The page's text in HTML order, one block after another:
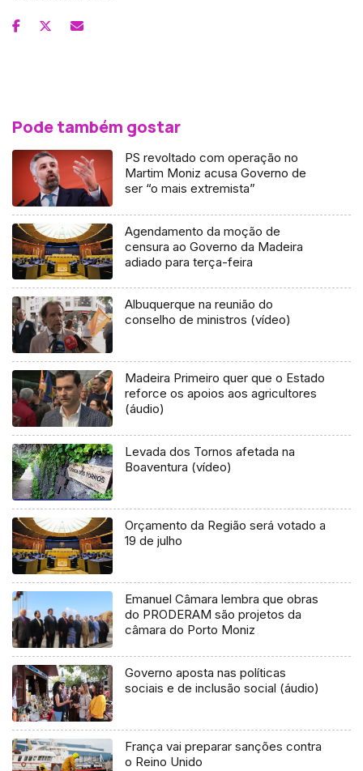
Pode também gostar
PS revoltado com operação no
Martim Moniz acusa Governo de
ser “o mais extremista”
Agendamento da moção de
censura ao Governo da Madeira
adiado para terça-feira
Albuquerque na reunião do
conselho de ministros (vídeo)
Madeira Primeiro quer que o Estado
reforce os apoios aos agricultores
(áudio)
Levada dos Tornos afetada na
Boaventura (vídeo)
Orçamento da Região será votado a
19 de julho
Emanuel Câmara lembra que obras
do PRODERAM são projetos da
câmara do Porto Moniz
Governo aposta nas políticas
sociais e de inclusão social (áudio)
França vai preparar sanções contra
o Reino Unido